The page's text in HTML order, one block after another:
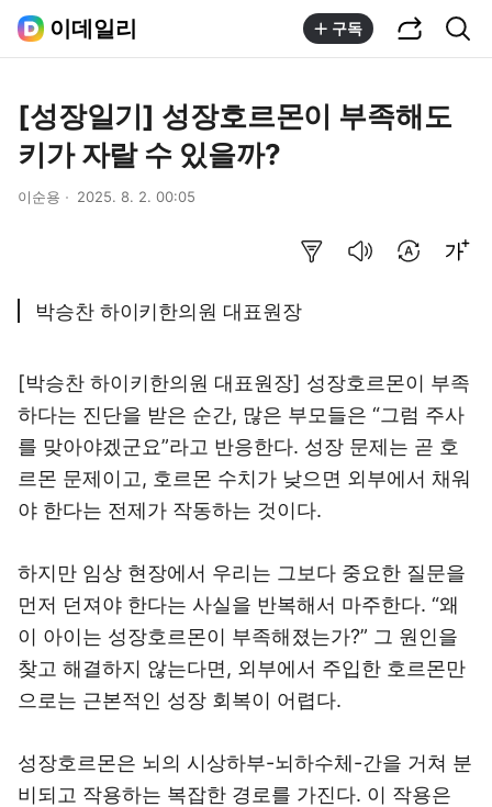
이데일리 구독
[성장일기] 성장호르몬이 부족해도
키가 자랄 수 있을까?
이순용 2025. 8. 2. 00:05
박승찬 하이키한의원 대표원장
[박승찬 하이키한의원 대표원장] 성장호르몬이 부족
하다는 진단을 받은 순간, 많은 부모들은 “그럼 주사
를 맞아야겠군요”라고 반응한다. 성장 문제는 곧 호
르몬 문제이고, 호르몬 수치가 낮으면 외부에서 채워
야 한다는 전제가 작동하는 것이다.
하지만 임상 현장에서 우리는 그보다 중요한 질문을
먼저 던져야 한다는 사실을 반복해서 마주한다. “왜
이 아이는 성장호르몬이 부족해졌는가?” 그 원인을
찾고 해결하지 않는다면, 외부에서 주입한 호르몬만
으로는 근본적인 성장 회복이 어렵다.
성장호르몬은 뇌의 시상하부-뇌하수체-간을 거쳐 분
비되고 작용하는 복잡한 경로를 가진다. 이 작용은